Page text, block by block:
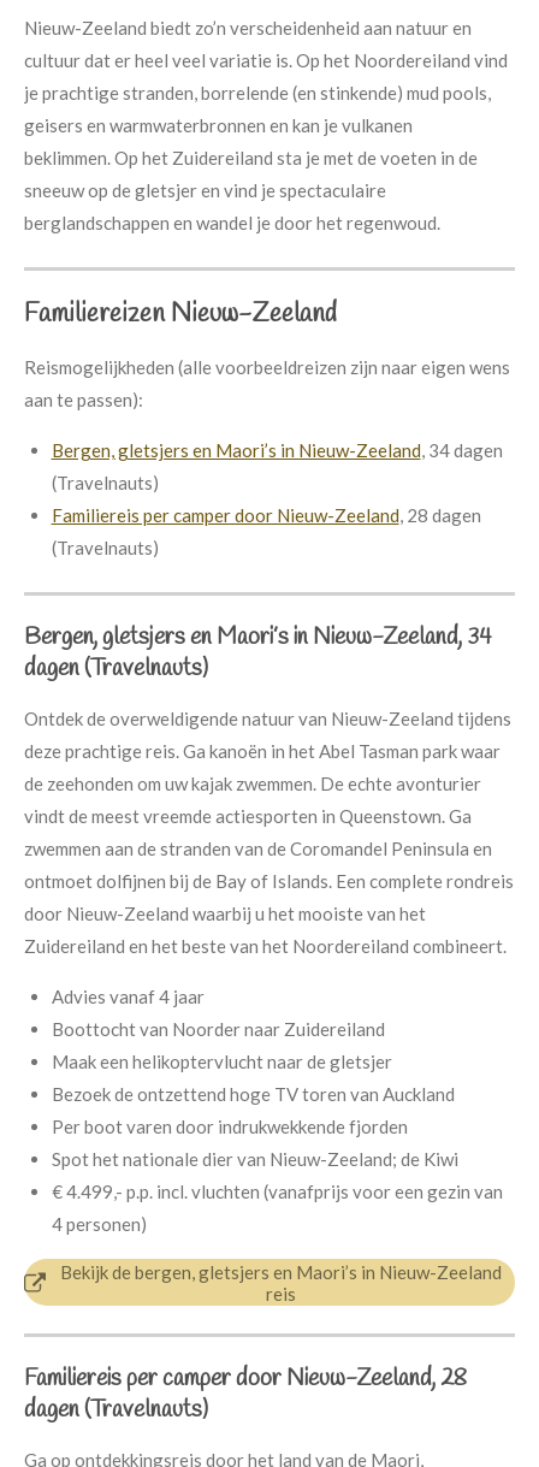
Nieuw-Zeeland biedt zo’n verscheidenheid aan natuur en
cultuur dat er heel veel variatie is. Op het Noordereiland vind
je prachtige stranden, borrelende (en stinkende) mud pools,
geisers en warmwaterbronnen en kan je vulkanen
beklimmen. Op het Zuidereiland sta je met de voeten in de
sneeuw op de gletsjer en vind je spectaculaire
berglandschappen en wandel je door het regenwoud.
Familiereizen Nieuw-Zeeland
Reismogelijkheden (alle voorbeeldreizen zijn naar eigen wens
aan te passen):
Bergen, gletsjers en Maori’s in Nieuw-Zeeland, 34 dagen
(Travelnauts)
Familiereis per camper door Nieuw-Zeeland, 28 dagen
(Travelnauts)
Bergen, gletsjers en Maori’s in Nieuw-Zeeland, 34
dagen (Travelnauts)
Ontdek de overweldigende natuur van Nieuw-Zeeland tijdens
deze prachtige reis. Ga kanoën in het Abel Tasman park waar
de zeehonden om uw kajak zwemmen. De echte avonturier
vindt de meest vreemde actiesporten in Queenstown. Ga
zwemmen aan de stranden van de Coromandel Peninsula en
ontmoet dolfijnen bij de Bay of Islands. Een complete rondreis
door Nieuw-Zeeland waarbij u het mooiste van het
Zuidereiland en het beste van het Noordereiland combineert.
Advies vanaf 4 jaar
Boottocht van Noorder naar Zuidereiland
Maak een helikoptervlucht naar de gletsjer
Bezoek de ontzettend hoge TV toren van Auckland
Per boot varen door indrukwekkende fjorden
Spot het nationale dier van Nieuw-Zeeland; de Kiwi
€ 4.499,- p.p.incl. vluchten (vanafprijs voor een gezin van
4 personen)
Bekijk de bergen, gletsjers en Maori’s in Nieuw-Zeeland
reis
Familiereis per camper door Nieuw-Zeeland, 28
dagen (Travelnauts)
Ga op ontdekkingsreis door het land van de Maori,